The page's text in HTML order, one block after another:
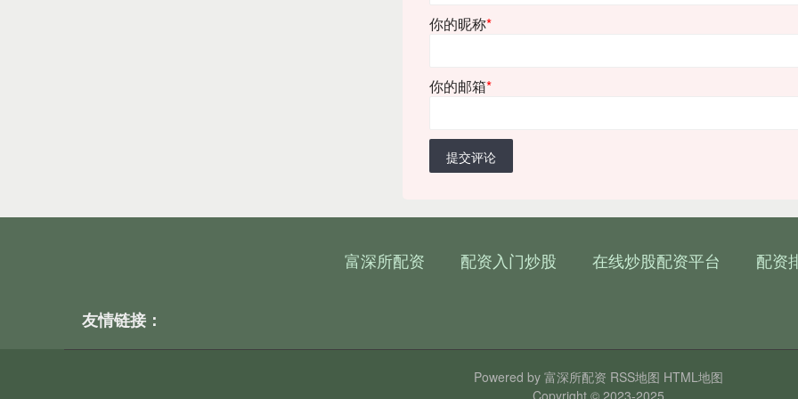
你的昵称*
你的邮箱*
提交评论
富深所配资 配资入门炒股 在线炒股配资平台 配资
友情链接：
Powered by 富深所配资 RSS地图 HTML地图
Copyright © 2023-2025